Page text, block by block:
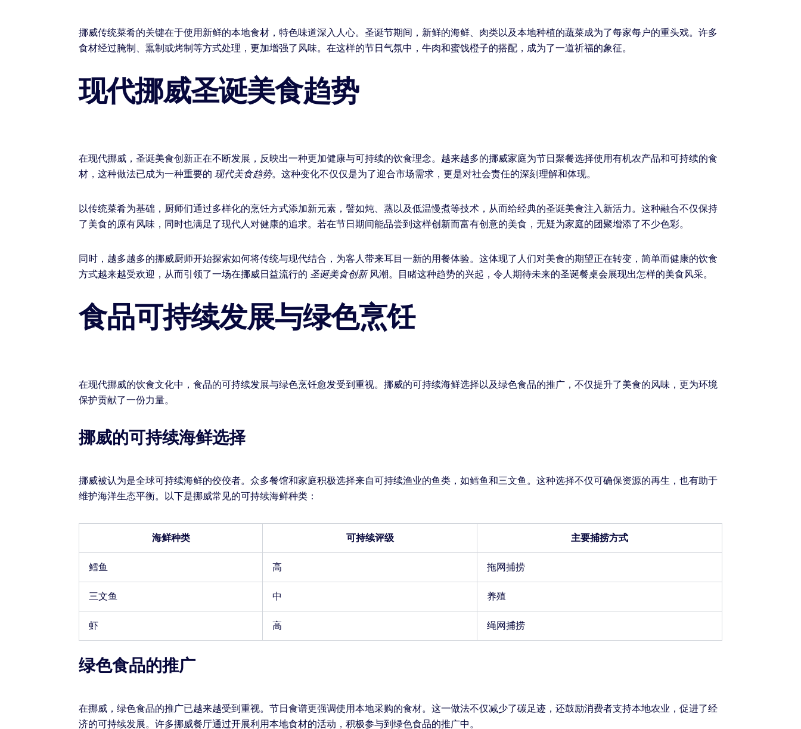
挪威传统菜肴的关键在于使用新鲜的本地食材，特色味道深入人心。圣诞节期间，新鲜的海鲜、肉类以及本地种植的蔬菜成为了每家每户的重头戏。许多
食材经过腌制、熏制或烤制等方式处理，更加增强了风味。在这样的节日气氛中，牛肉和蜜饯橙子的搭配，成为了一道祈福的象征。
现代挪威圣诞美食趋势
在现代挪威，圣诞美食创新正在不断发展，反映出一种更加健康与可持续的饮食理念。越来越多的挪威家庭为节日聚餐选择使用有机农产品和可持续的食
材，这种做法已成为一种重要的 现代美食趋势。这种变化不仅仅是为了迎合市场需求，更是对社会责任的深刻理解和体现。
以传统菜肴为基础，厨师们通过多样化的烹饪方式添加新元素，譬如炖、蒸以及低温慢煮等技术，从而给经典的圣诞美食注入新活力。这种融合不仅保持
了美食的原有风味，同时也满足了现代人对健康的追求。若在节日期间能品尝到这样创新而富有创意的美食，无疑为家庭的团聚增添了不少色彩。
同时，越多越多的挪威厨师开始探索如何将传统与现代结合，为客人带来耳目一新的用餐体验。这体现了人们对美食的期望正在转变，简单而健康的饮食
方式越来越受欢迎，从而引领了一场在挪威日益流行的 圣诞美食创新风潮。目睹这种趋势的兴起，令人期待未来的圣诞餐桌会展现出怎样的美食风采。
食品可持续发展与绿色烹饪
在现代挪威的饮食文化中，食品的可持续发展与绿色烹饪愈发受到重视。挪威的可持续海鲜选择以及绿色食品的推广，不仅提升了美食的风味，更为环境
保护贡献了一份力量。
挪威的可持续海鲜选择
挪威被认为是全球可持续海鲜的佼佼者。众多餐馆和家庭积极选择来自可持续渔业的鱼类，如鳕鱼和三文鱼。这种选择不仅可确保资源的再生，也有助于
维护海洋生态平衡。以下是挪威常见的可持续海鲜种类：
海鲜种类 可持续评级 主要捕捞方式
鳕鱼 高 拖网捕捞
三文鱼 中 养殖
虾 高 绳网捕捞
绿色食品的推广
在挪威，绿色食品的推广已越来越受到重视。节日食谱更强调使用本地采购的食材。这一做法不仅减少了碳足迹，还鼓励消费者支持本地农业，促进了经
济的可持续发展。许多挪威餐厅通过开展利用本地食材的活动，积极参与到绿色食品的推广中。